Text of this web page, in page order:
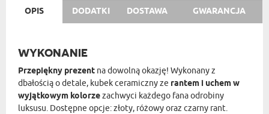
OPIS DODATKI DOSTAWA GWARANCJA
WYKONANIE
Przepiękny prezent na dowolną okazję! Wykonany z
dbałością o detale, kubek ceramiczny ze rantem i uchem w
wyjątkowym kolorzezachwyci każdego fana odrobiny
luksusu. Dostępne opcje: złoty, różowy oraz czarny rant.